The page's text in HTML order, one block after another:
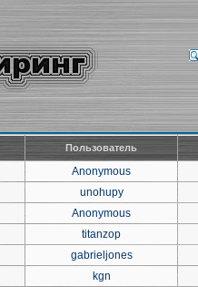
Пользователь
Anonymous
unohupy
Anonymous
titanzop
gabrieljones
kgn